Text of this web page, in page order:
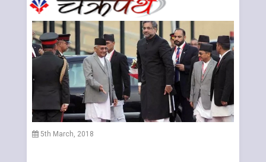
5th March, 2018